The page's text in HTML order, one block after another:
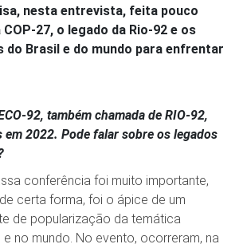
nesta entrevista, feita pouco
27, o legado da Rio-92 e os
do Brasil e do mundo para enfrentar
92, também chamada de RIO-92,
em 2022. Pode falar sobre os legados
conferência foi muito importante,
certa forma, foi o ápice de um
de popularização da temática
e no mundo. No evento, ocorreram, na